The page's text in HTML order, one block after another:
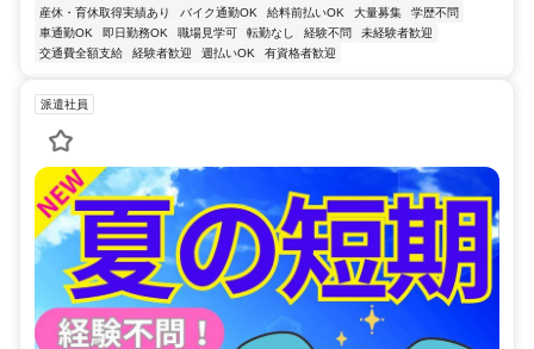
産休・育休取得実績あり
バイク通勤OK 給料前払いOK 大量募集
学歴不問
車通勤OK
即日勤務OK 職場見学可 転勤なし 経験不問
未経験者歓迎
交通費全額支給
経験者歓迎 週払いOK 有資格者歓迎
派遣社員